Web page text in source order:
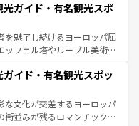
られない旅をしてみよう！
的なフラメンコ、熱気あふ
スが生活の一部となってい
れた雰囲気や、バルセロナの
では古代ローマ遺跡や中世
が異なるスペインはその個
い。
ガイド・有名観光スポ
を魅了し続けるヨーロッパ屈
フェル塔やルーブル美術館
。華麗な宮殿、歴史的な大
かな自然が、訪れる者を心
スは美食の国としても知ら
無形文化遺産にも登録されて
イド・有名観光スポッ
な文化が交差するヨーロッパ
街並みが残るロマンチック街